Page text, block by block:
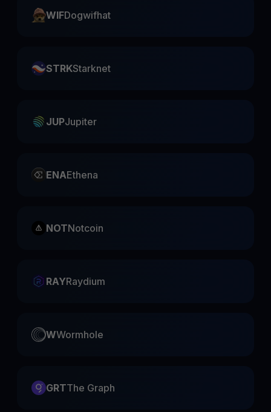
WIFDogwifhat
STRKStarknet
JUPJupiter
ENAEthena
NOTNotcoin
RAYRaydium
WWormhole
GRTThe Graph